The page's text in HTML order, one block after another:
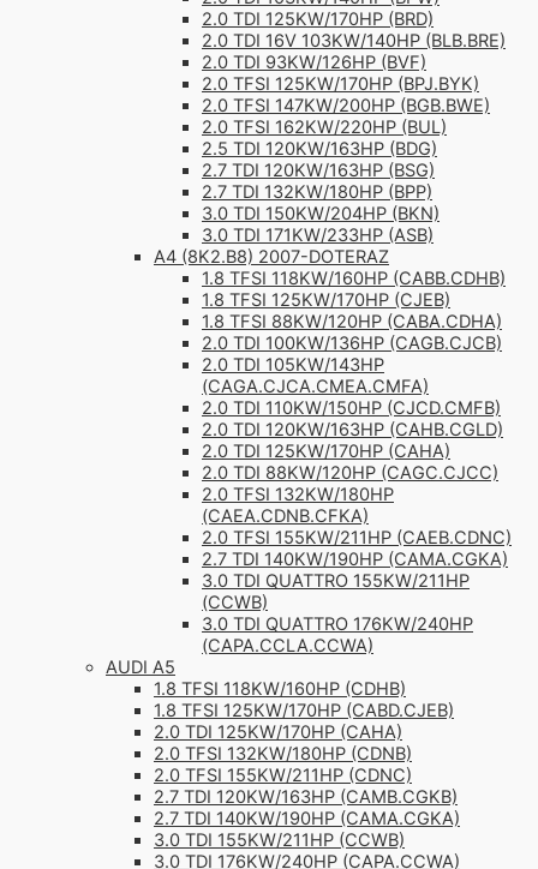
2.0 TDI 125KW/170HP (BRD)
2.0 TDI 16V 103KW/140HP (BLB.BRE)
2.0 TDI 93KW/126HP (BVF)
2.0 TFSI 125KW/170HP (BPJ.BYK)
2.0 TFSI 147KW/200HP (BGB.BWE)
2.0 TFSI 162KW/220HP (BUL)
2.5 TDI 120KW/163HP (BDG)
2.7 TDI 120KW/163HP (BSG)
2.7 TDI 132KW/180HP (BPP)
3.0 TDI 150KW/204HP (BKN)
3.0 TDI 171KW/233HP (ASB)
A4 (8K2.B8) 2007-DOTERAZ
1.8 TFSI 118KW/160HP (CABB.CDHB)
1.8 TFSI 125KW/170HP (CJEB)
1.8 TFSI 88KW/120HP (CABA.CDHA)
2.0 TDI 100KW/136HP (CAGB.CJCB)
2.0 TDI 105KW/143HP
(CAGA.CJCA.CMEA.CMFA)
2.0 TDI 110KW/150HP (CJCD.CMFB)
2.0 TDI 120KW/163HP (CAHB.CGLD)
2.0 TDI 125KW/170HP (CAHA)
2.0 TDI 88KW/120HP (CAGC.CJCC)
2.0 TFSI 132KW/180HP
(CAEA.CDNB.CFKA)
2.0 TFSI 155KW/211HP (CAEB.CDNC)
2.7 TDI 140KW/190HP (CAMA.CGKA)
3.0 TDI QUATTRO 155KW/211HP
(CCWB)
3.0 TDI QUATTRO 176KW/240HP
(CAPA.CCLA.CCWA)
AUDI A5
1.8 TFSI 118KW/160HP (CDHB)
1.8 TFSI 125KW/170HP (CABD.CJEB)
2.0 TDI 125KW/170HP (CAHA)
2.0 TFSI 132KW/180HP (CDNB)
2.0 TFSI 155KW/211HP (CDNC)
2.7 TDI 120KW/163HP (CAMB.CGKB)
2.7 TDI 140KW/190HP (CAMA.CGKA)
3.0 TDI 155KW/211HP (CCWB)
3.0 TDI 176KW/240HP (CAPA.CCWA)